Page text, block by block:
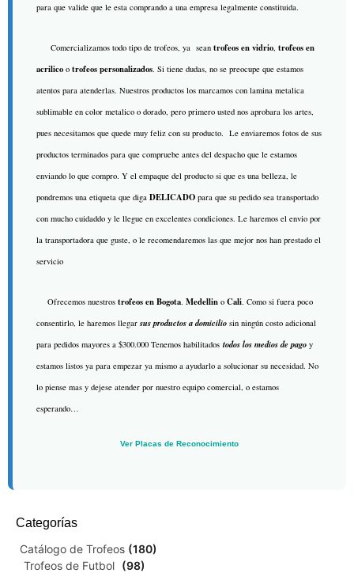
para que valide que le esta comprando a una empresa legalmente constituida.
Comercializamos todo tipo de trofeos, ya sean trofeos en vidrio, trofeos en
acrilico o trofeos personalizados. Si tiene dudas, no se preocupe que estamos
atentos para atenderlas. Nuestros productos los marcamos con lamina metalica
sublimable en color metalico o dorado, pero primero usted nos aprobara los artes,
pues necesitamos que quede muy feliz con su producto. Le enviaremos fotos de sus
productos terminados para que compruebe antes del despacho que le estamos
enviando lo que compro. Y el empaque del producto si que es una belleza, le
pondremos una etiqueta que diga DELICADO para que su pedido sea transportado
con mucho cuidaddo y le llegue en excelentes condiciones. Le haremos el envio por
la transportadora que guste, o le recomendaremos las que mejor nos han prestado el
servicio
Ofrecemos nuestros trofeos en Bogota. Medellin o Cali. Como si fuera poco
consentirlo, le haremos llegarsus productos a domicilio sin ningún costo adicional
para pedidos mayores a $300.000 Tenemos habilitados todos los medios de pago y
estamos listos ya para empezar ya mismo a ayudarlo a solucionar su necesidad. No
lo piense mas y dejese atender por nuestro equipo comercial, o estamos
esperando…
Ver Placas de Reconocimiento
Categorías
Catálogo de Trofeos (180)
Trofeos de Futbol (98)